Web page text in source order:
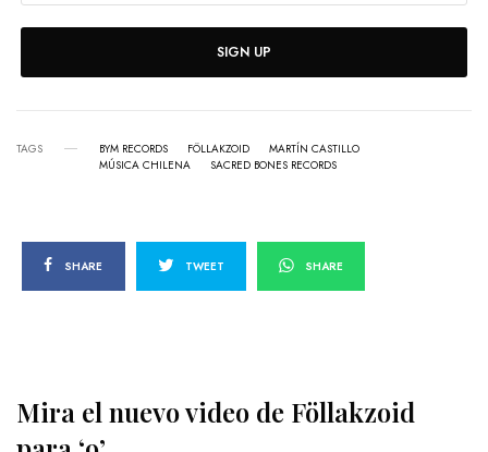
SIGN UP
TAGS BYM RECORDS FÖLLAKZOID
MARTÍN CASTILLO
MÚSICA CHILENA
SACRED BONES RECORDS
SHARE TWEET SHARE
Mira el nuevo video de Föllakzoid